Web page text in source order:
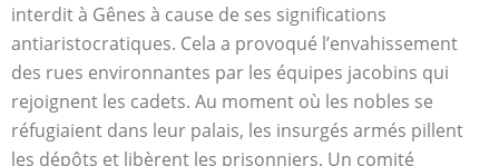
interdit à Gênes à cause de ses significations
antiaristocratiques. Cela a provoqué l’envahissement
des rues environnantes par les équipes jacobins qui
rejoignent les cadets. Au moment où les nobles se
réfugiaient dans leur palais, les insurgés armés pillent
les dépôts et libèrent les prisonniers. Un comité